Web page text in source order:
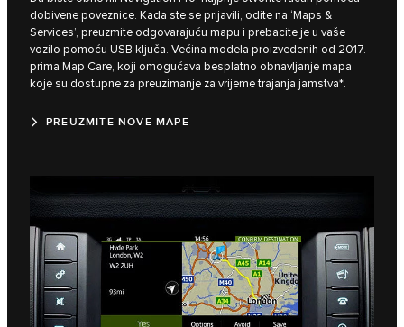
dobivene poveznice. Kada ste se prijavili, odite na ‘Maps &
Services’, preuzmite odgovarajuću mapu i prebacite je u vaše
vozilo pomoću USB ključa. Većina modela proizvedenih od 2017.
prima Map Care, koji omogućava besplatno obnavljanje mapa
koje su dostupne za preuzimanje za vrijeme trajanja jamstva*.
PREUZMITE NOVE MAPE